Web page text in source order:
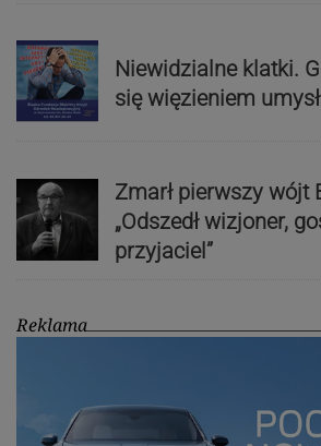
Niewidzialne klatki.
się więzieniem
Zmarł pierwszy wójt
„Odszedł wizjoner,
przyjaciel”
Reklama